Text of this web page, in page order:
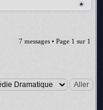
7 messages • Page 1 sur 1